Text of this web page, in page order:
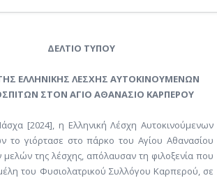
ΔΕΛΤΙΟ ΤΥΠΟΥ
ΕΛΛΗΝΙΚΗΣ ΛΕΣΧΗΣ ΑΥΤΟΚΙΝΟΥΜΕΝΩΝ
ΣΤΟΝ ΑΓΙΟ ΑΘΑΝΑΣΙΟ ΚΑΡΠΕΡΟΥ
[2024], η Ελληνική Λέσχη Αυτοκινούμενων
το γιόρτασε στο πάρκο του Αγίου Αθανασίου
της λέσχης, απόλαυσαν τη φιλοξενία που
του Φυσιολατρικού Συλλόγου Καρπερού, σε